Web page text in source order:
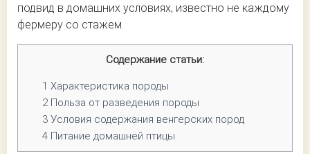
подвид в домашних условиях, известно не каждому
фермеру со стажем.
Содержание статьи:
1 Характеристика породы
2Польза от разведения породы
3 Условия содержания венгерских пород
4 Питание домашней птицы